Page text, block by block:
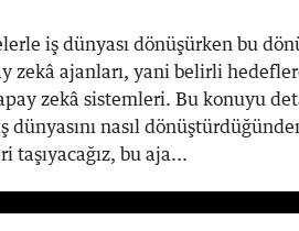
iş dünyası dönüşürken bu
zekâ ajanları, yani belirli
zekâ sistemleri. Bu konuyu
dünyasını nasıl
taşıyacağız, bu aja...